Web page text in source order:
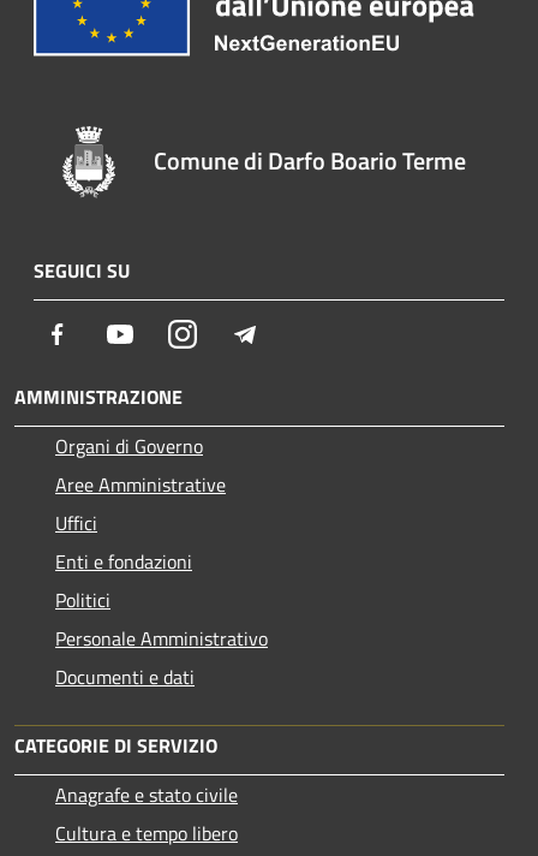
Comune di Darfo Boario Terme
SEGUICI SU
Facebook YoutubeInstagram
AMMINISTRAZIONE
Organi di Governo
Aree Amministrative
Uffici
Enti e fondazioni
Politici
Personale Amministrativo
Documenti e dati
CATEGORIE DI SERVIZIO
Anagrafe e stato civile
Cultura e tempo libero